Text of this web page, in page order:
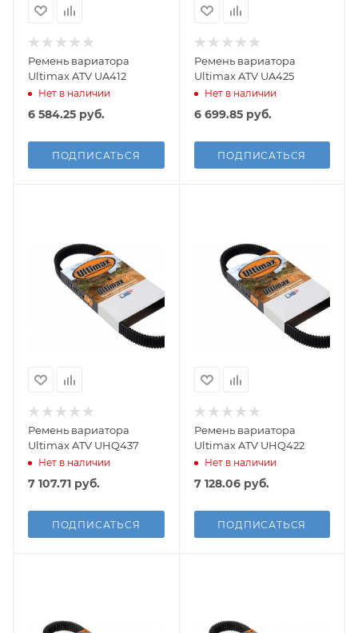
Ремень вариатора
Ultimax ATV UA412
Нет в наличии
6 584.25 руб.
ПОДПИСАТЬСЯ
Ремень вариатора
Ultimax ATV UA425
Нет в наличии
6 699.85руб.
ПОДПИСАТЬСЯ
Ремень вариатора
Ultimax ATV UHQ437
Нет в наличии
7 107.71 руб.
ПОДПИСАТЬСЯ
Ремень вариатора
Ultimax ATV UHQ422
Нет в наличии
7 128.06руб.
ПОДПИСАТЬСЯ